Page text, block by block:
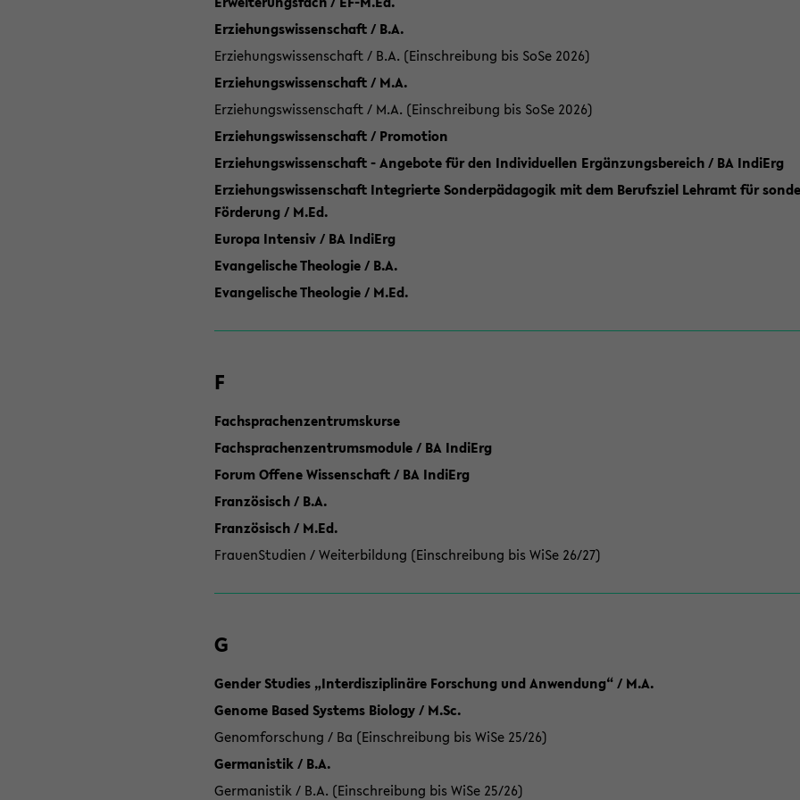
Erziehungswissenschaft / B.A.
Erziehungswissenschaft / B.A. (Einschreibung bis SoSe 2026)
Erziehungswissenschaft / M.A.
Erziehungswissenschaft / M.A. (Einschreibung bis SoSe 2026)
Erziehungswissenschaft / Promotion
Erziehungswissenschaft - Angebote für den Individuellen Ergänzungsbereich / BA IndiErg
Erziehungswissenschaft Integrierte Sonderpädagogik mit dem Berufsziel Lehramt für
Förderung / M.Ed.
Europa Intensiv / BA IndiErg
Evangelische Theologie / B.A.
Evangelische Theologie / M.Ed.
F
Fachsprachenzentrumskurse
Fachsprachenzentrumsmodule / BA IndiErg
Forum Offene Wissenschaft / BA IndiErg
Französisch / B.A.
Französisch / M.Ed.
FrauenStudien / Weiterbildung (Einschreibung bis WiSe 26/27)
G
Gender Studies „Interdisziplinäre Forschung und Anwendung“ / M.A.
Genome Based Systems Biology / M.Sc.
Genomforschung / Ba (Einschreibung bis WiSe 25/26)
Germanistik / B.A.
Germanistik / B.A. (Einschreibung bis WiSe 25/26)